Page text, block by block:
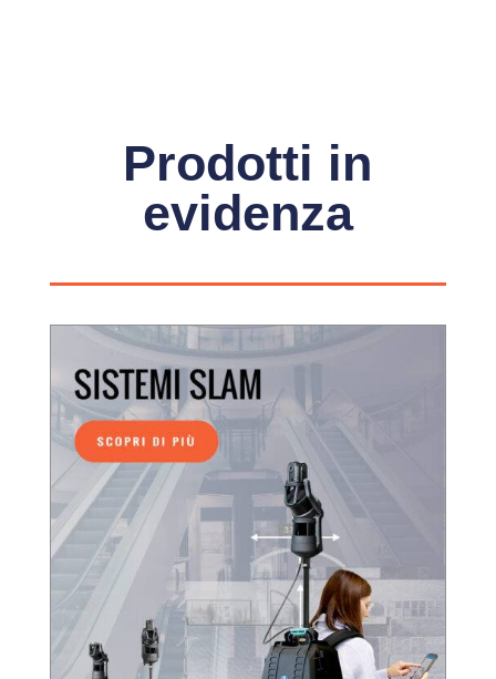
Prodotti in
evidenza